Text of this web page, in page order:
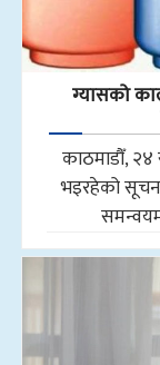
ग्यासको
काठमाडौँ,
भइरहेको